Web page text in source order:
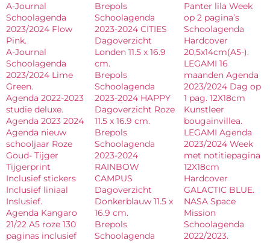
A-Journal
Schoolagenda
2023/2024 Flow
Pink.
A-Journal
Schoolagenda
2023/2024 Lime
Green.
Agenda 2022-2023
studie deluxe.
Agenda 2023 2024
Agenda nieuw
schooljaar Roze
Goud- Tijger
Tijgerprint
Inclusief stickers
Inclusief liniaal
Inslusief.
Agenda Kangaro
21/22 A5 roze 130
paginas inclusief
Brepols
Schoolagenda
2023-2024 CITIES
Dagoverzicht
Londen 11.5 x 16.9
cm.
Brepols
Schoolagenda
2023-2024 HAPPY
Dagoverzicht Roze
11.5 x 16.9 cm.
Brepols
Schoolagenda
2023-2024
RAINBOW
CAMPUS
Dagoverzicht
Donkerblauw 11.5 x
16.9 cm.
Brepols
Schoolagenda
Panter lila Week
op 2 pagina’s
Schoolagenda
Hardcover
20,5x14cm(A5-).
LEGAMI 16
maanden Agenda
2023/2024 Dag op
1 pag. 12X18cm
Kunstleer
bougainvillea.
LEGAMI Agenda
2023/2024 Week
met notitiepagina
12X18cm
Hardcover
GALACTIC BLUE.
NASA Space
Mission
Schoolagenda
2022/2023.